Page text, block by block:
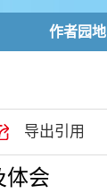
作者园地
导出引用
体会